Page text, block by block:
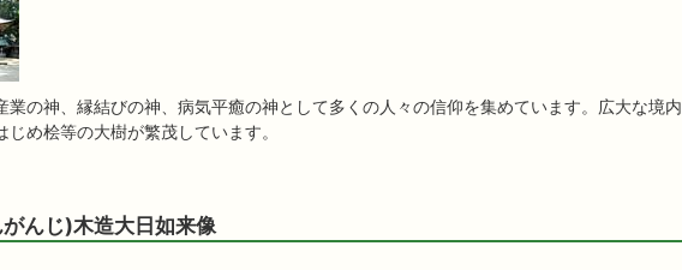
業の神、縁結びの神、病気平癒の神として多くの人々の信仰を集めています。広大な境内
じめ桧等の大樹が繁茂しています。
んじ)木造大日如来像